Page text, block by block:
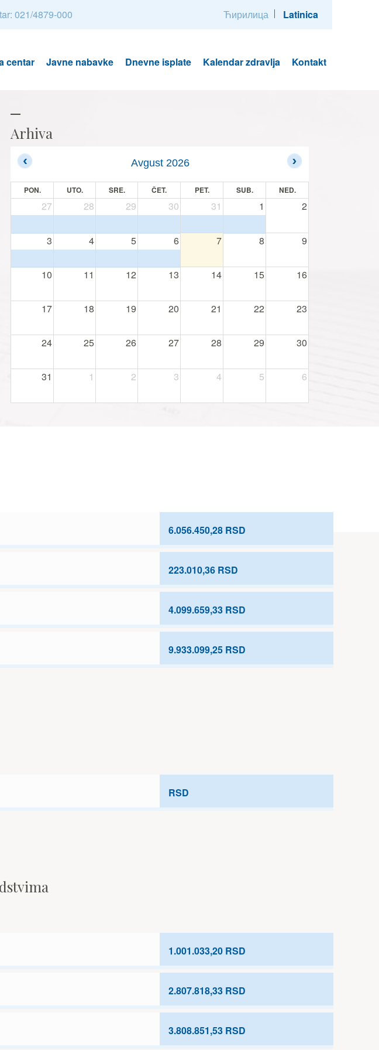
021/4879-000 Ћирилица Latinica
centar Javne nabavke Dnevne isplate Kalendar zdravlja Kontakt
Arhiva
Avgust 2026
PON. UTO. SRE. ČET. PET. SUB. NED.
27 28 29 30 31 1 2
3 4 5 6 7 8 9
10 11 12 13 14 15 16
17 18 19 20 21 22 23
24 25 26 27 28 29 30
31 1 2 3 4 5 6
6.056.450,28 RSD
223.010,36 RSD
4.099.659,33 RSD
9.933.099,25 RSD
RSD
1.001.033,20 RSD
2.807.818,33 RSD
3.808.851,53 RSD